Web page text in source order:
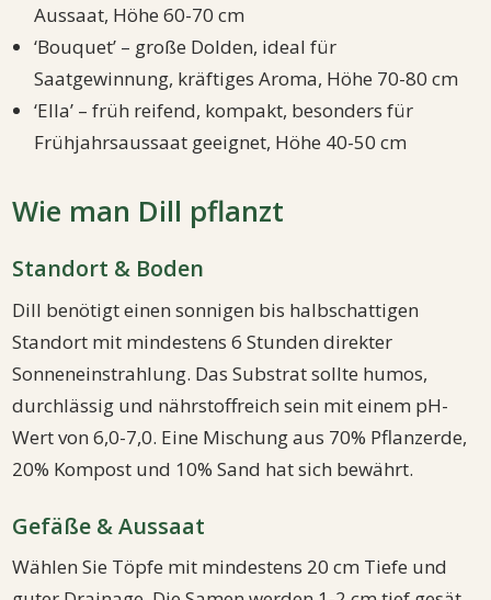
Aussaat, Höhe 60-70 cm
‘Bouquet’ – große Dolden, ideal für
Saatgewinnung, kräftiges Aroma, Höhe 70-80 cm
‘Ella’ – früh reifend, kompakt, besonders für
Frühjahrsaussaat geeignet, Höhe 40-50 cm
Wie man Dill pflanzt
Standort & Boden
Dill benötigt einen sonnigen bis halbschattigen
Standort mit mindestens 6 Stunden direkter
Sonneneinstrahlung. Das Substrat sollte humos,
durchlässig und nährstoffreich sein mit einem pH-
Wert von 6,0-7,0. Eine Mischung aus 70% Pflanzerde,
20% Kompost und 10% Sand hat sich bewährt.
Gefäße & Aussaat
Wählen Sie Töpfe mit mindestens 20 cm Tiefe und